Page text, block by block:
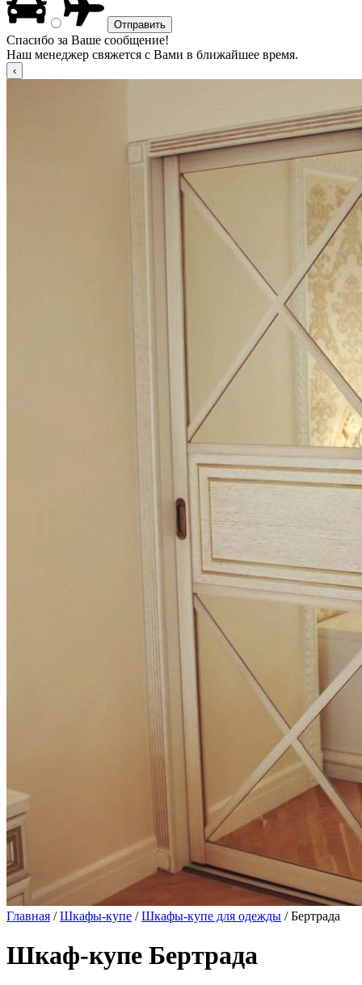
Спасибо за Ваше сообщение!
Наш менеджер свяжется с Вами в ближайшее время.
Главная /Шкафы-купе /Шкафы-купе для одежды / Бертрада
Шкаф-купе Бертрада